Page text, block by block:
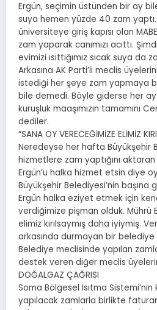
Ergün, seçimin üstünden bir ay
suya hemen yüzde 40 zam yaptı.
üniversiteye giriş kapısı olan
zam yaparak canımızı acıttı.
evimizi ısıttığımız sıcak suya da
Arkasına AK Parti’li meclis
istediği her şeye zam yapmaya
bile demedi. Böyle giderse her
kuruşluk maaşımızın tamamını
dediler.
“SANA OY VERECEĞİMİZE ELİMİZ
Neredeyse her hafta Büyükşehir
hizmetlere zam yaptığını aktaran
Ergün’ü halka hizmet etsin diye
Büyükşehir Belediyesi’nin başına
Ergün halka eziyet etmek için
verdiğimize pişman olduk. Mührü
elimiz kırılsaymış daha iyiymiş.
arkasında durmayan bir belediye
Belediye meclisinde yapılan
destek veren diğer meclis
DOĞALGAZ ÇAĞRISI
Soma Bölgesel Isıtma Sistemi’nin
yapılacak zamlarla birlikte